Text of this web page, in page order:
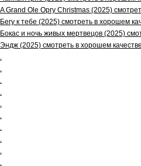
A Grand Ole Opry Christmas (2025)
Бегу к тебе (2025) смотреть в хорошем
Бокас и ночь живых мертвецов (2025)
Эндж (2025) смотреть в хорошем